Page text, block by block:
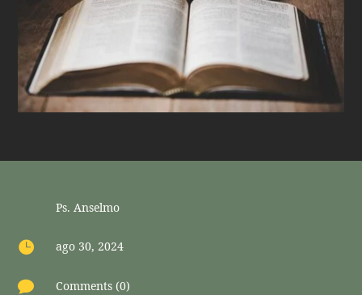
Ps. Anselmo
 ago 30, 2024
 Comments (0)